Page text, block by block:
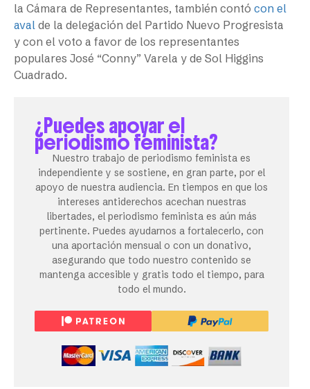
la Cámara de Representantes, también contó con el
aval de la delegación del Partido Nuevo Progresista
y con el voto a favor de los representantes
populares José “Conny” Varela y de Sol Higgins
Cuadrado.
¿Puedes apoyar el
periodismo feminista?
Nuestro trabajo de periodismo feminista es
independiente y se sostiene, en gran parte, por el
apoyo de nuestra audiencia. En tiempos en que los
intereses antiderechos acechan nuestras
libertades, el periodismo feminista es aún más
pertinente. Puedes ayudarnos a fortalecerlo, con
una aportación mensual o con un donativo,
asegurando que todo nuestro contenido se
mantenga accesible y gratis todo el tiempo, para
todo el mundo.